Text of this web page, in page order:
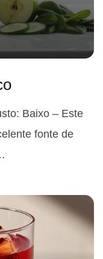
Baixo – Este
fonte de